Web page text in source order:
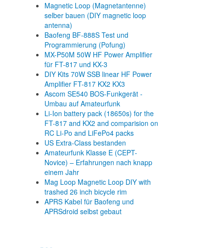
Magnetic Loop (Magnetantenne)
selber bauen (DIY magnetic loop
antenna)
Baofeng BF-888S Test und
Programmierung (Pofung)
MX-P50M 50W HF Power Amplifier
für FT-817 und KX-3
DIY Kits 70W SSB linear HF Power
Amplifier FT-817 KX2 KX3
Ascom SE540 BOS-Funkgerät -
Umbau auf Amateurfunk
Li-Ion battery pack (18650s) for the
FT-817 and KX2 and comparision on
RC Li-Po and LiFePo4 packs
US Extra-Class bestanden
Amateurfunk Klasse E (CEPT-
Novice) – Erfahrungen nach knapp
einem Jahr
Mag Loop Magnetic Loop DIY with
trashed 26 inch bicycle rim
APRS Kabel für Baofeng und
APRSdroid selbst gebaut